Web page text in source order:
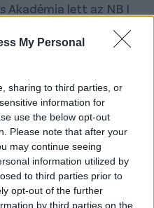
My Personal
sharing to third parties, or
information for
use the below opt-out
Please note that after your
may continue seeing
information utilized by
to third parties prior to
opt-out of the further
by third parties on the
Akadémia lett az NB I
1-0 (Nagy Zs. 34.)
Stronati,
(Nissila, 66.), Levi
(Fameyeh, 66.)
Gartenmann